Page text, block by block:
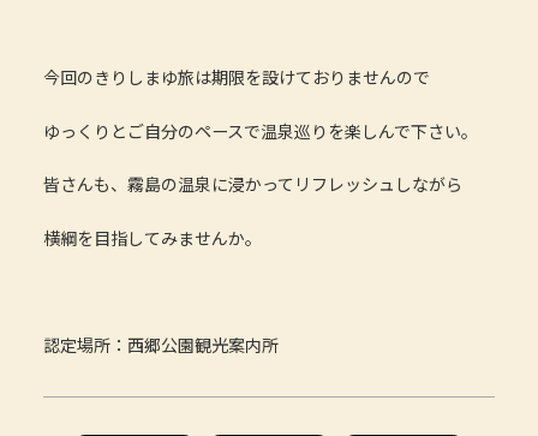
今回のきりしまゆ旅は期限を設けておりませんので
ゆっくりとご自分のペースで温泉巡りを楽しんで下さい。
皆さんも、霧島の温泉に浸かってリフレッシュしながら
横綱を目指してみませんか。
認定場所：西郷公園観光案内所